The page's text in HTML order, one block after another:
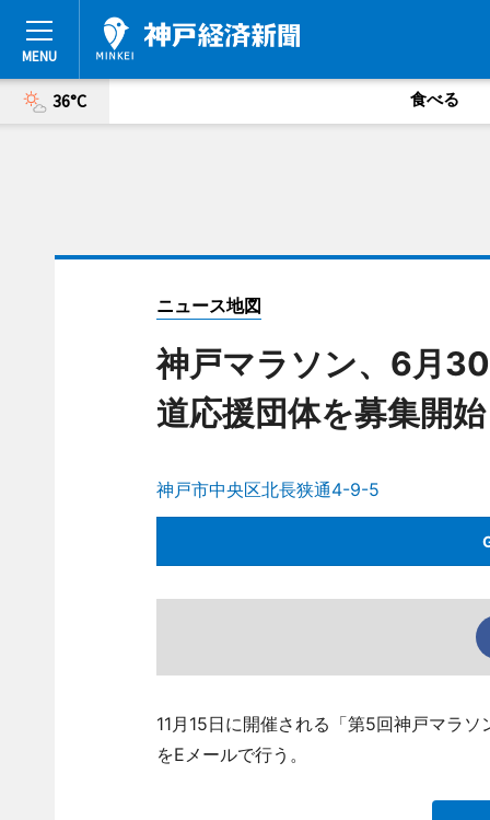
36°C 食べる
ニュース地図
神戸マラソン、6月
道応援団体を募集開始
神戸市中央区北長狭通4-9-5
11月15日に開催される「第5回神戸マラ
をEメールで行う。